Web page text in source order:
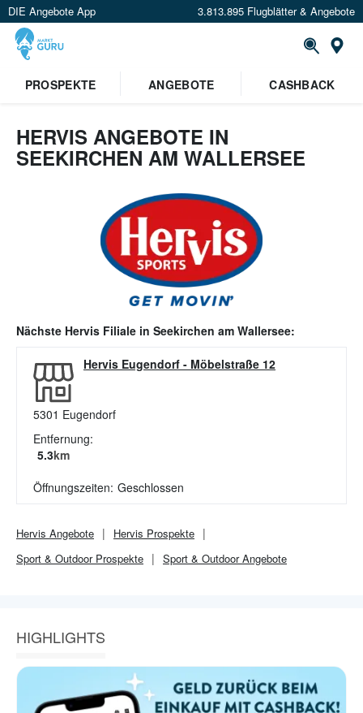
DIE Angebote App 3.813.895 Flugblätter & Angebote
PROSPEKTE
ANGEBOTE CASHBACK
HERVIS ANGEBOTE IN
SEEKIRCHEN AM WALLERSEE
Nächste Hervis Filiale in Seekirchen am Wallersee:
Hervis Eugendorf - Möbelstraße 12
5301 Eugendorf
Entfernung:
5.3km
Öffnungszeiten: Geschlossen
Hervis Angebote Hervis Prospekte
Sport & OutdoorProspekte Sport & OutdoorAngebote
HIGHLIGHTS